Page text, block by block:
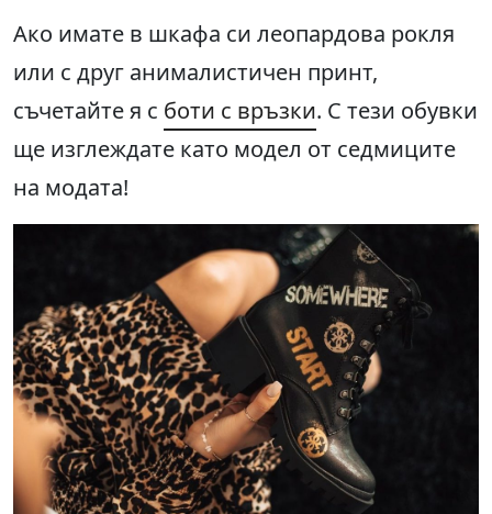
Ако имате в шкафа си леопардова рокля
или с друг анималистичен принт,
съчетайте я с боти с връзки. С тези обувки
ще изглеждате като модел от седмиците
на модата!